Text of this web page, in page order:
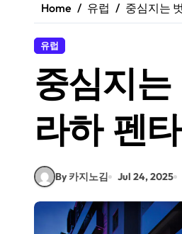
카지노
Home 유럽 중심지는
유럽
중심지
라하 펜
By 카지노김 Jul 24, 2025